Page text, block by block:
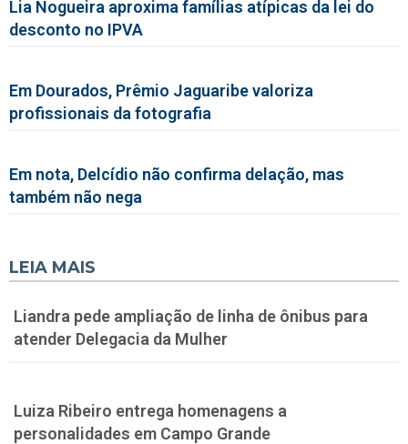
Lia Nogueira aproxima famílias atípicas da lei do
desconto no IPVA
Em Dourados, Prêmio Jaguaribe valoriza
profissionais da fotografia
Em nota, Delcídio não confirma delação, mas
também não nega
LEIA MAIS
Liandra pede ampliação de linha de ônibus para
atender Delegacia da Mulher
Luiza Ribeiro entrega homenagens a
personalidades em Campo Grande